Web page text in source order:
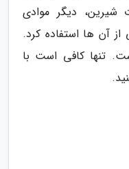
شیرین، دیگر موادی
آن ها استفاده کرد.
تنها کافی است با